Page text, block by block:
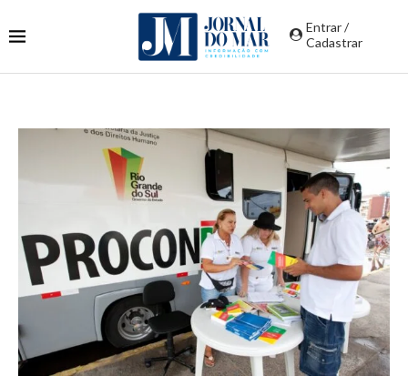
Entrar /
Cadastrar